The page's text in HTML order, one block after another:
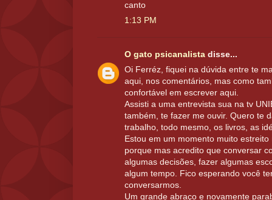
canto
1:13 PM
O gato psicanalista disse...
Oi Ferréz, fiquei na dúvida entre te
aqui, nos comentários, mas como
confortável em escrever aqui.
Assisti a uma entrevista sua na tv
também, te fazer me ouvir. Quero te
trabalho, todo mesmo, os livros, as
Estou em um momento muito
porque mas acredito que conversar
algumas decisões, fazer algumas
algum tempo. Fico esperando você
conversarmos.
Um grande abraço e novamente